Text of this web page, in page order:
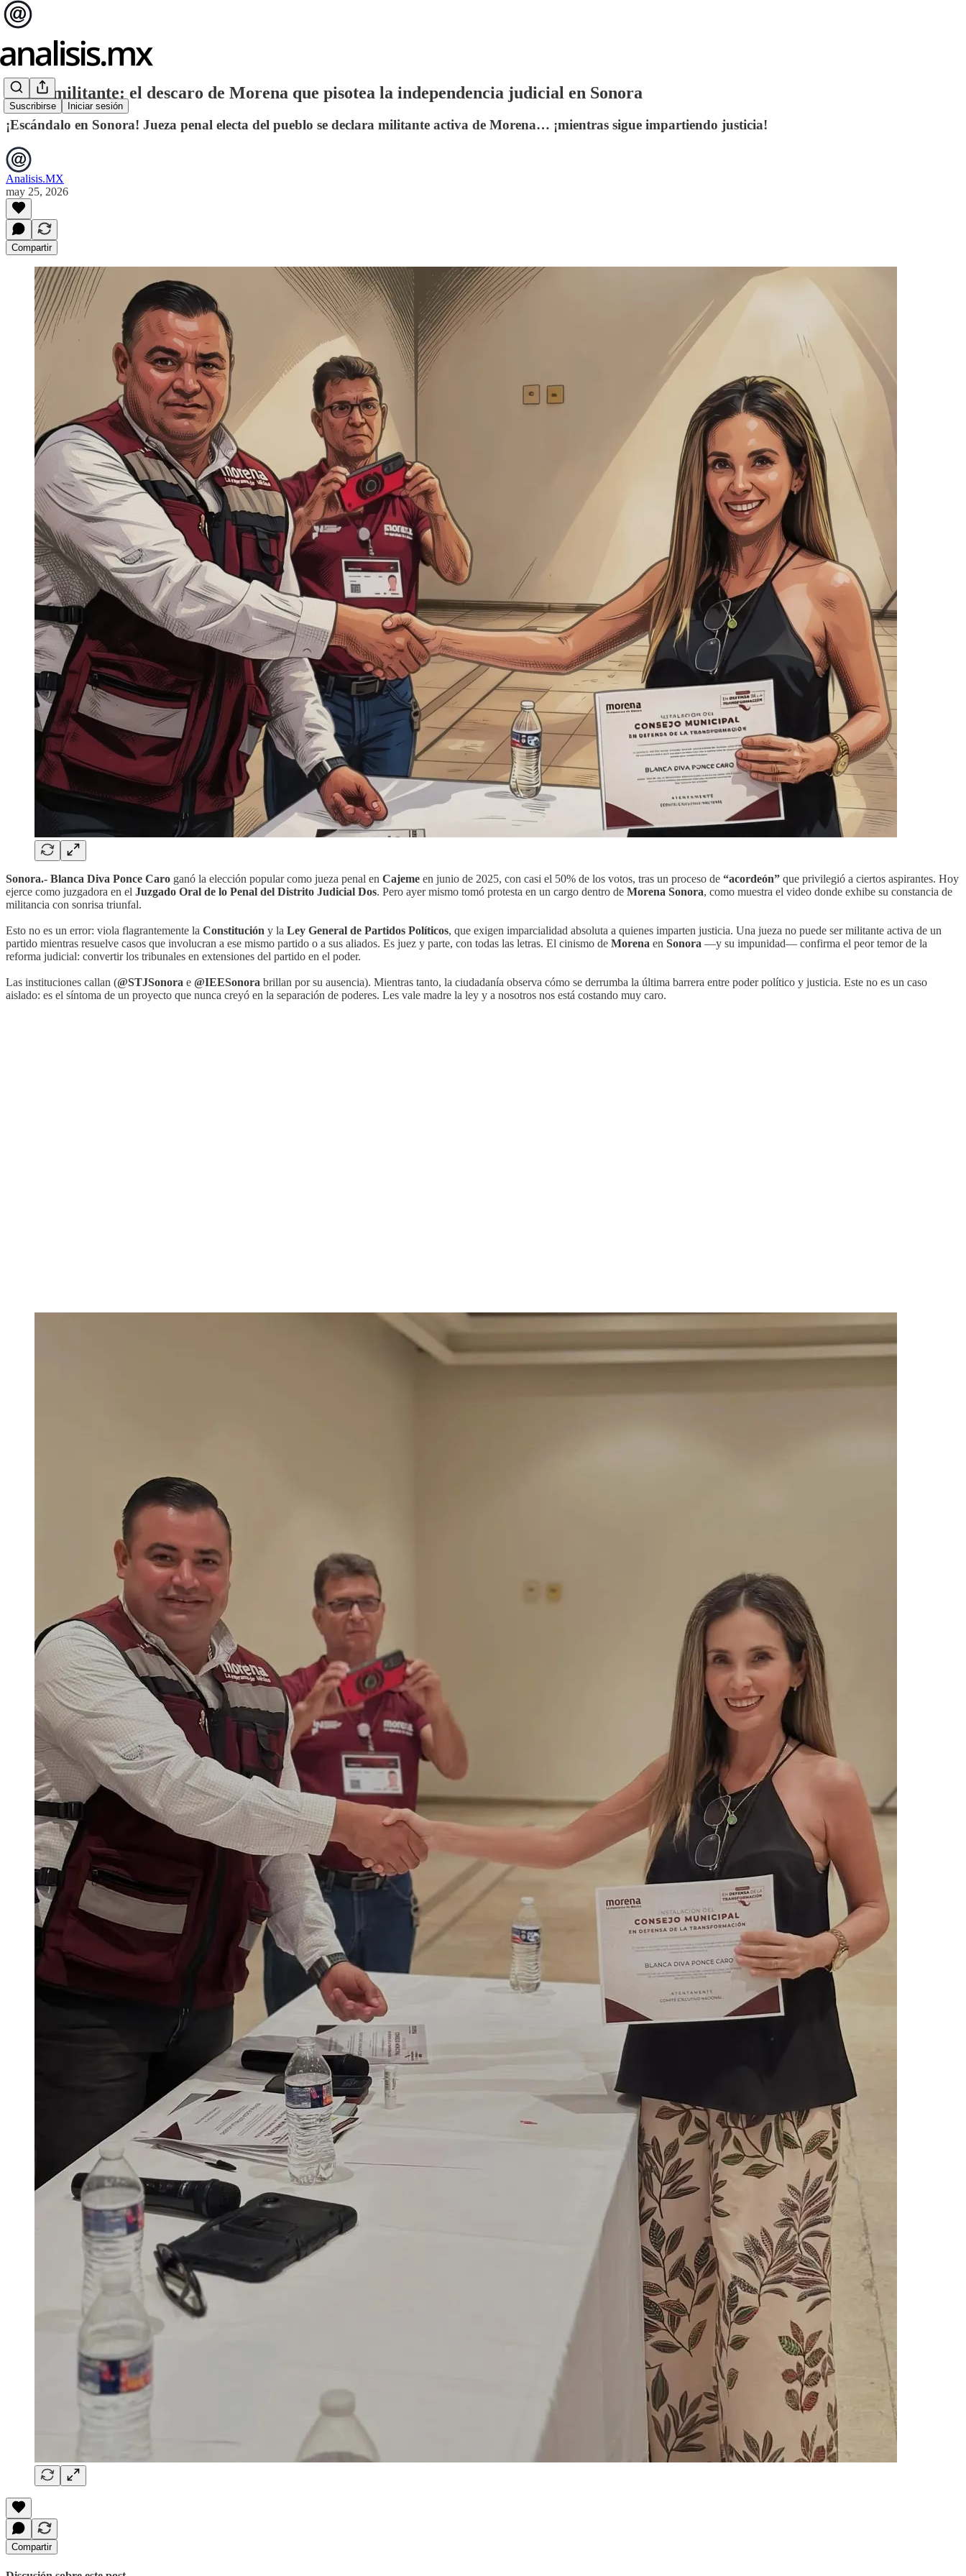
Suscribirse Iniciar sesión
Jueza militante: el descaro de Morena que pisotea la independencia judicial en Sonora
¡Escándalo en Sonora! Jueza penal electa del pueblo se declara militante activa de Morena… ¡mientras sigue impartiendo justicia!
Analisis.MX
may 25, 2026
Compartir
Sonora.- Blanca Diva Ponce Caro ganó la elección popular como jueza penal en Cajeme en junio de 2025, con casi el 50% de los votos, tras un proceso de “acordeón” que privilegió a ciertos aspirantes. Hoy
ejerce como juzgadora en el Juzgado Oral de lo Penal del Distrito Judicial Dos. Pero ayer mismo tomó protesta en un cargo dentro de Morena Sonora, como muestra el video donde exhibe su constancia de
militancia con sonrisa triunfal.
Esto no es un error: viola flagrantemente la Constitución y la Ley General de Partidos Políticos, que exigen imparcialidad absoluta a quienes imparten justicia. Una jueza no puede ser militante activa de un
partido mientras resuelve casos que involucran a ese mismo partido o a sus aliados. Es juez y parte, con todas las letras. El cinismo de Morena en Sonora —y su impunidad— confirma el peor temor de la
reforma judicial: convertir los tribunales en extensiones del partido en el poder.
Las instituciones callan (@STJSonora e @IEESonora brillan por su ausencia). Mientras tanto, la ciudadanía observa cómo se derrumba la última barrera entre poder político y justicia. Este no es un caso
aislado: es el síntoma de un proyecto que nunca creyó en la separación de poderes. Les vale madre la ley y a nosotros nos está costando muy caro.
Compartir